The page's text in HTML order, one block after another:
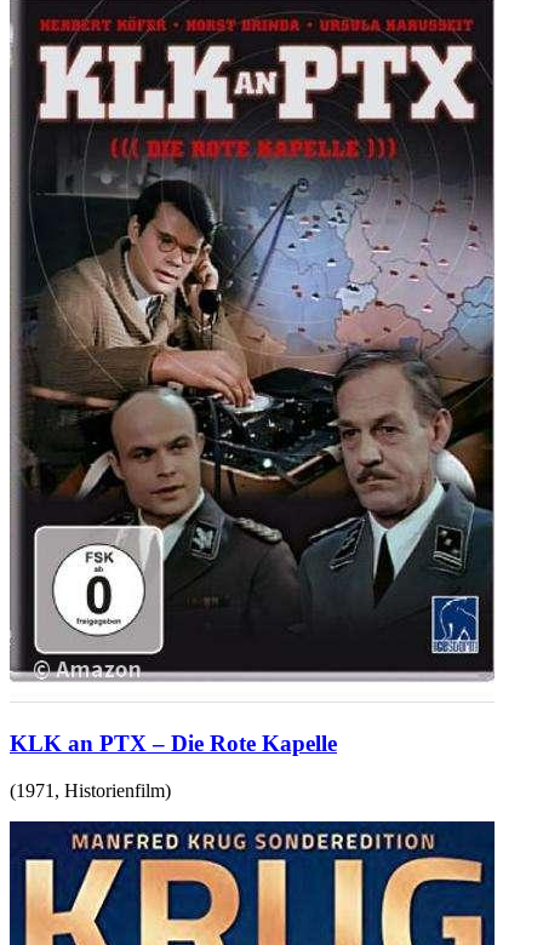
KLK an PTX – Die Rote Kapelle
(1971 , Historienfilm)